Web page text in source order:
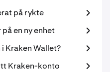
på rykte
en ny enhet
Kraken Wallet?
Kraken-konto